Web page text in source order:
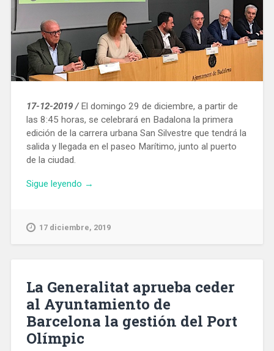
17-12-2019 /El domingo 29 de diciembre, a partir de
las 8:45 horas, se celebrará en Badalona la primera
edición de la carrera urbana San Silvestre que tendrá la
salida y llegada en el paseo Marítimo, junto al puerto
de la ciudad.
Sigue leyendo «El
diciembre
una
San
Silvestre
km.»
→
17 diciembre, 2019
La Generalitat aprueba ceder
al Ayuntamiento de
Barcelona la gestión del Port
Olímpic